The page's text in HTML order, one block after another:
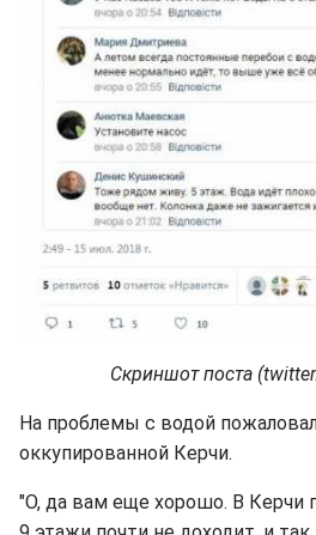
Скриншот поста
На проблемы с водой
оккупированной Керчи.
"О, да вам еще хорошо. В Керчи